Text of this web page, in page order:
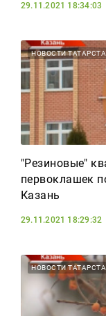
29.11.2021 18:34:03
НОВОСТИ
"Резиновые"
первоклашек
Казань
29.11.2021 18:29:32
НОВОСТИ